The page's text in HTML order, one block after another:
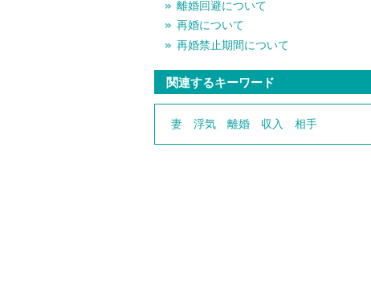
離婚回避について
再婚について
再婚禁止期間について
関連するキーワード
妻 浮気 離婚 収入 相手